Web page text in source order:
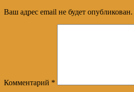
Ваш адрес email не будет опубликован.
Комментарий *